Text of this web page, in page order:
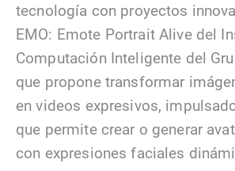
tecnología con proyectos
EMO: Emote Portrait Alive del
Computación Inteligente del
que propone transformar
en videos expresivos,
que permite crear o generar
con expresiones faciales